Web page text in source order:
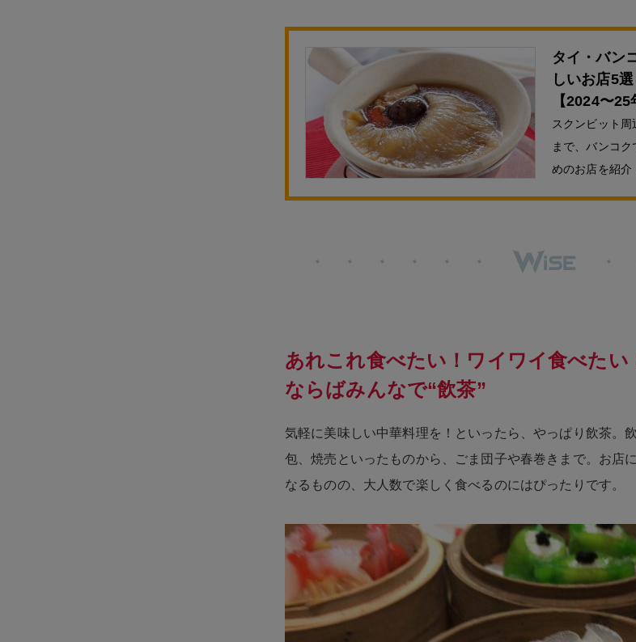
タイ・バン
しいお店5選
【2024〜25
スクンビット周
まで、バンコ
めのお店を紹介
あれこれ食べたい！ワイワイ食べたい
ならばみんなで“飲茶”
気軽に美味しい中華料理を！といったら、やっぱり飲茶。
包、焼売といったものから、ごま団子や春巻きまで。お店
なるものの、大人数で楽しく食べるのにはぴったりです。